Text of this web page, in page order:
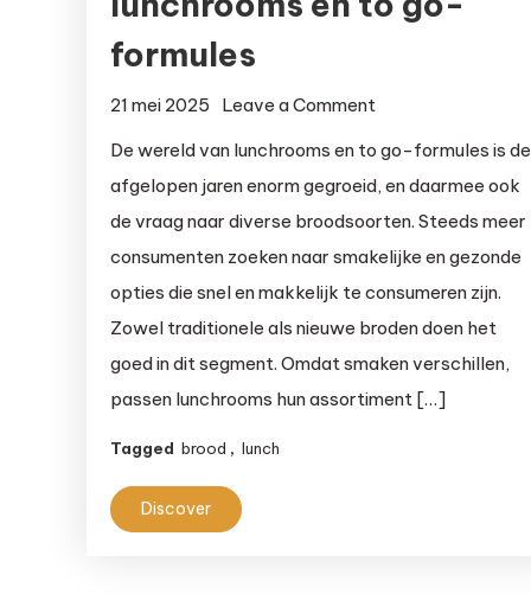
formules
21 mei 2025 Leave a Comment
populairste
broodsoorten
voor
lunchrooms
en
to
go-
formules
De wereld van lunchrooms en to go-formules is de
afgelopen jaren enorm gegroeid, en daarmee ook
de vraag naar diverse broodsoorten. Steeds meer
consumenten zoeken naar smakelijke en gezonde
opties die snel en makkelijk te consumeren zijn.
Zowel traditionele als nieuwe broden doen het
goed in dit segment. Omdat smaken verschillen,
passen lunchrooms hun assortiment […]
Tagged brood , lunch
Discover